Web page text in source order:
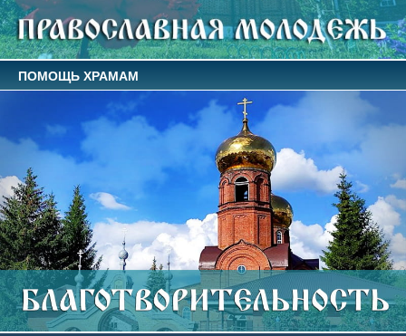
ПОМОЩЬ ХРАМАМ